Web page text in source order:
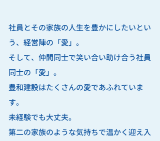
社員とその家族の人生を豊かにしたいとい
う、経営陣の「愛」。
そして、仲間同士で笑い合い助け合う社員
同士の「愛」。
豊和建設はたくさんの愛であふれていま
す。
未経験でも大丈夫。
第二の家族のような気持ちで温かく迎え入